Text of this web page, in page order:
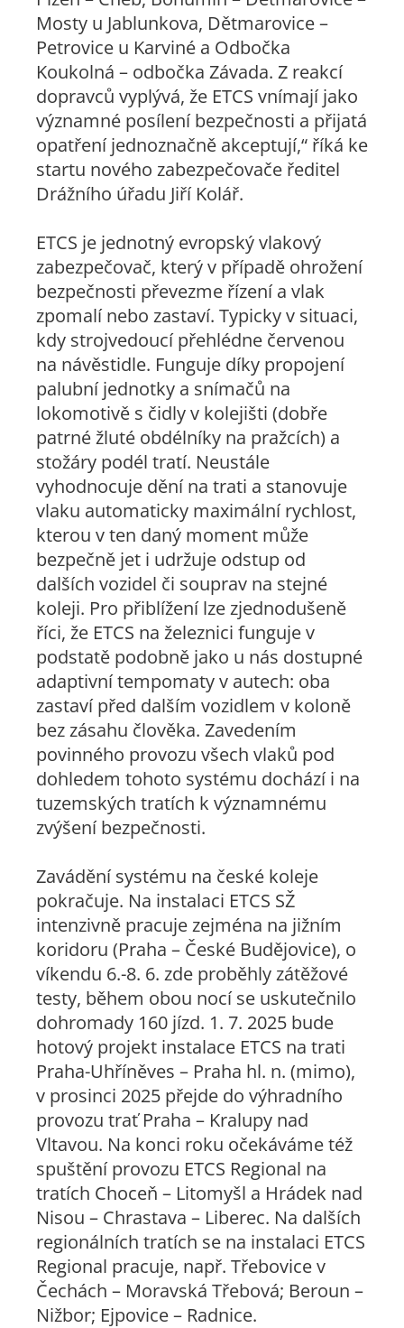
Mosty u Jablunkova, Dětmarovice –
Petrovice u Karviné a Odbočka
Koukolná – odbočka Závada. Z reakcí
dopravců vyplývá, že ETCS vnímají jako
významné posílení bezpečnosti a přijatá
opatření jednoznačně akceptují,“ říká ke
startu nového zabezpečovače ředitel
Drážního úřadu Jiří Kolář.
ETCS je jednotný evropský vlakový
zabezpečovač, který v případě ohrožení
bezpečnosti převezme řízení a vlak
zpomalí nebo zastaví. Typicky v situaci,
kdy strojvedoucí přehlédne červenou
na návěstidle. Funguje díky propojení
palubní jednotky a snímačů na
lokomotivě s čidly v kolejišti (dobře
patrné žluté obdélníky na pražcích) a
stožáry podél tratí. Neustále
vyhodnocuje dění na trati a stanovuje
vlaku automaticky maximální rychlost,
kterou v ten daný moment může
bezpečně jet i udržuje odstup od
dalších vozidel či souprav na stejné
koleji. Pro přiblížení lze zjednodušeně
říci, že ETCS na železnici funguje v
podstatě podobně jako u nás dostupné
adaptivní tempomaty v autech: oba
zastaví před dalším vozidlem v koloně
bez zásahu člověka. Zavedením
povinného provozu všech vlaků pod
dohledem tohoto systému dochází i na
tuzemských tratích k významnému
zvýšení bezpečnosti.
Zavádění systému na české koleje
pokračuje. Na instalaci ETCS SŽ
intenzivně pracuje zejména na jižním
koridoru (Praha – České Budějovice), o
víkendu 6.-8. 6. zde proběhly zátěžové
testy, během obou nocí se uskutečnilo
dohromady 160 jízd. 1. 7. 2025 bude
hotový projekt instalace ETCS na trati
Praha-Uhříněves – Praha hl. n. (mimo),
v prosinci 2025 přejde do výhradního
provozu trať Praha – Kralupy nad
Vltavou. Na konci roku očekáváme též
spuštění provozu ETCS Regional na
tratích Choceň – Litomyšl a Hrádek nad
Nisou – Chrastava – Liberec. Na dalších
regionálních tratích se na instalaci ETCS
Regional pracuje, např. Třebovice v
Čechách – Moravská Třebová; Beroun –
Nižbor; Ejpovice – Radnice.